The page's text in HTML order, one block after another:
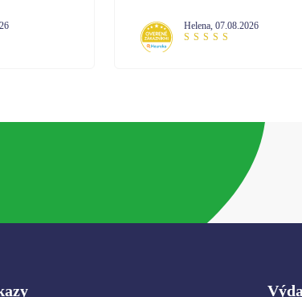
Janetta, 07.08.2026